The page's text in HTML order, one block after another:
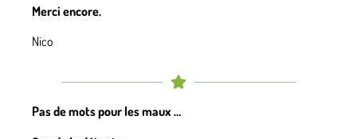
Merci encore.
Nico
Pas de mots pour les maux …